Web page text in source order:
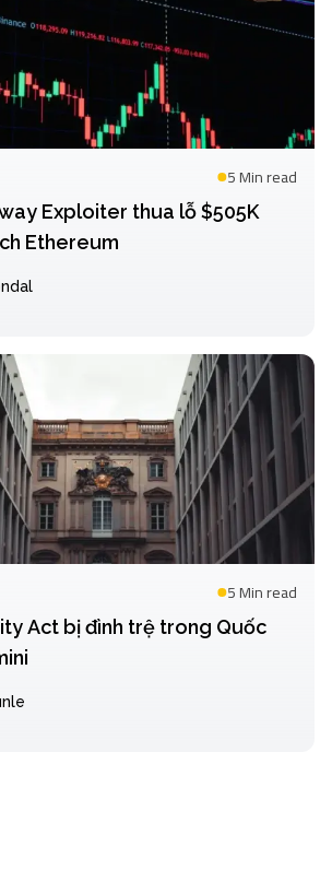
5 Minread
Exploiter thua lỗ $505K
Ethereum
5 Minread
Act bị đình trệ trong Quốc